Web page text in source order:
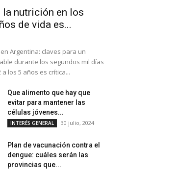
la nutrición en los
de vida es...
Argentina: claves para un
durante los segundos mil días
los 5 años es crítica...
Que alimento que hay que
evitar para mantener las
células jóvenes...
INTERÉS GENERAL 30 julio, 2024
Plan de vacunación contra el
dengue: cuáles serán las
provincias que...